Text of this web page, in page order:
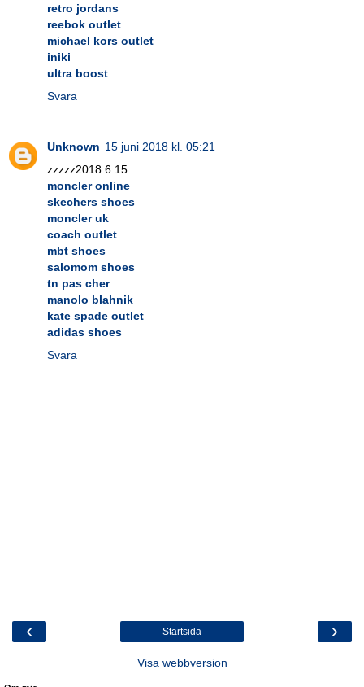
retro jordans
reebok outlet
michael kors outlet
iniki
ultra boost
Svara
Unknown 15 juni 2018 kl. 05:21
zzzzz2018.6.15
moncler online
skechers shoes
moncler uk
coach outlet
mbt shoes
salomom shoes
tn pas cher
manolo blahnik
kate spade outlet
adidas shoes
Svara
‹ ›
Startsida
Visa webbversion